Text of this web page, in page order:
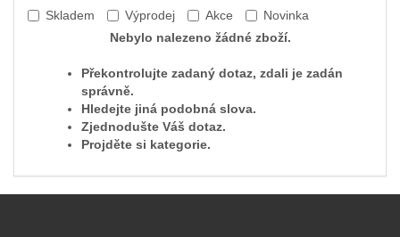
Skladem Výprodej Akce
Novinka
Nebylo nalezeno žádné zboží.
Překontrolujte zadaný dotaz, zdali je zadán
správně.
Hledejte jiná podobná slova.
Zjednodušte Váš dotaz.
Projděte si kategorie.